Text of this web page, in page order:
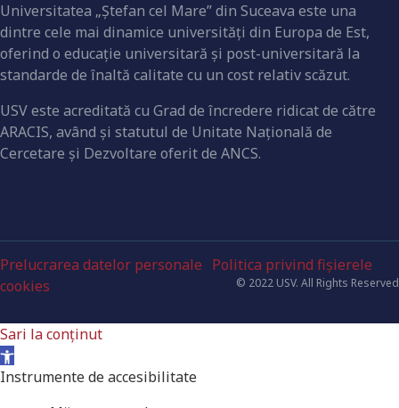
Universitatea „Ştefan cel Mare” din Suceava este una
dintre cele mai dinamice universităţi din Europa de Est,
oferind o educaţie universitară şi post-universitară la
standarde de înaltă calitate cu un cost relativ scăzut.
USV este acreditată cu Grad de încredere ridicat de către
ARACIS, având şi statutul de Unitate Naţională de
Cercetare şi Dezvoltare oferit de ANCS.
Prelucrarea datelor personale Politica privind fișierele
cookies
© 2022 USV. All Rights Reserved
Sari la conținut
Deschide bara de unelte
Instrumente de accesibilitate